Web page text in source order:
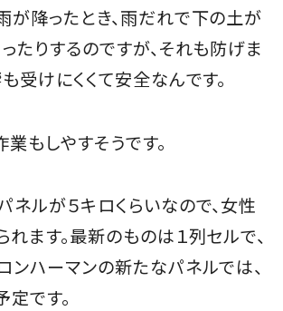
が降ったとき、雨だれで下の土が
たりするのですが、それも防げま
受けにくくて安全なんです。
もしやすそうです。
ネルが５キロくらいなので、女性
ます。最新のものは１列セルで、
ンハーマンの新たなパネルでは、
です。